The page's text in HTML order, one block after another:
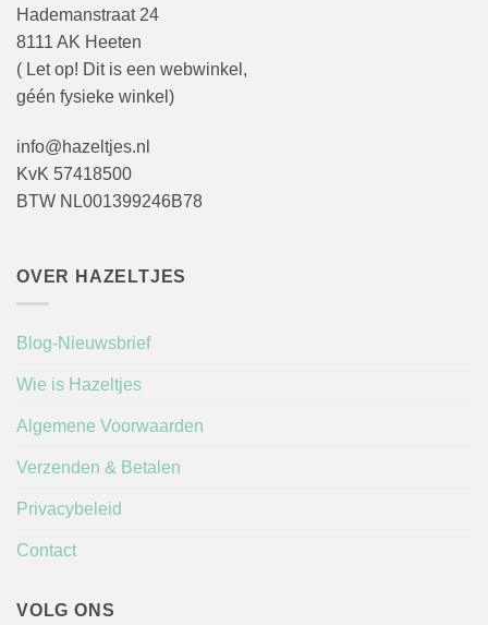
Hademanstraat 24
8111 AK Heeten
( Let op! Dit is een webwinkel,
géén fysieke winkel)
info@hazeltjes.nl
KvK 57418500
BTW NL001399246B78
OVER HAZELTJES
Blog-Nieuwsbrief
Wie is Hazeltjes
Algemene Voorwaarden
Verzenden & Betalen
Privacybeleid
Contact
VOLG ONS